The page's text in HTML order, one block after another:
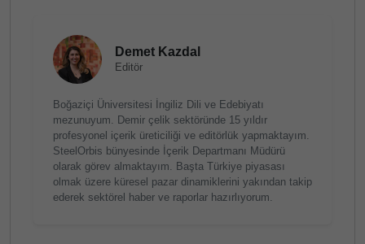
Demet Kazdal
Editör
Boğaziçi Üniversitesi İngiliz Dili ve Edebiyatı
mezunuyum. Demir çelik sektöründe 15 yıldır
profesyonel içerik üreticiliği ve editörlük yapmaktayım.
SteelOrbis bünyesinde İçerik Departmanı Müdürü
olarak görev almaktayım. Başta Türkiye piyasası
olmak üzere küresel pazar dinamiklerini yakından takip
ederek sektörel haber ve raporlar hazırlıyorum.